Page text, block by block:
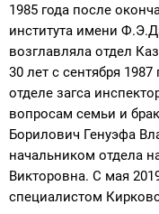
1985 года после
института имени
возглавляла отдел
30 лет с сентября
отделе загса
вопросам семьи и
Борилович Генуэфа
начальником отдела
Викторовна. С мая
специалистом